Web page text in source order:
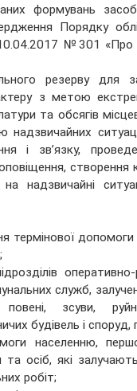
формувань
Порядку
№301
резерву для
з метою
та обсягів
надзвичайних
і зв’язку,
створення
надзвичайні
термінової
оперативно-
служб,
зсуви,
будівель і споруд,
населенню,
осіб, які
робіт;